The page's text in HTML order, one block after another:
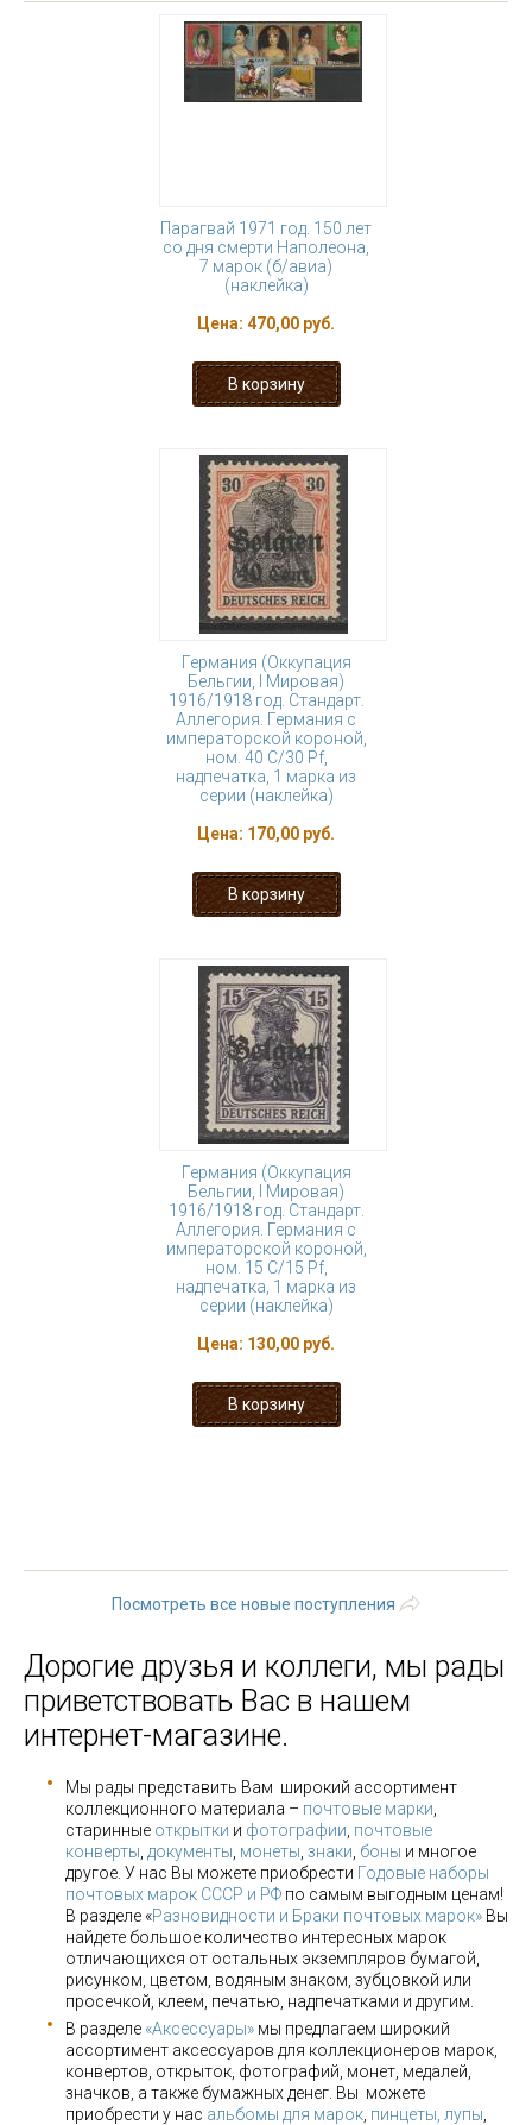
Парагвай 1971 год. 150 лет
со дня смерти Наполеона,
7 марок (б/авиа)
(наклейка)
Цена: 470,00 руб.
Германия (Оккупация
Бельгии, I Мировая)
1916/1918 год. Стандарт.
Аллегория. Германия с
императорской короной,
ном. 40 С/30 Pf,
надпечатка, 1 марка из
серии (наклейка)
Цена: 170,00 руб.
Германия (Оккупация
Бельгии, I Мировая)
1916/1918 год. Стандарт.
Аллегория. Германия с
императорской короной,
ном. 15 С/15 Pf,
надпечатка, 1 марка из
серии (наклейка)
Цена: 130,00 руб.
Посмотреть все новые поступления
Дорогие друзья и коллеги, мы рады
приветствовать Вас в нашем
интернет-магазине.
Мы рады представить Вам широкий ассортимент
коллекционного материала – почтовые марки
старинные открытки и фотографии почтовые
конверты документы монеты знаки боны и многое
другое. У нас Вы можете приобрести Годовые наборы
почтовых марок СССР и РФ по самым выгодным ценам!
В разделе «Разновидности и Браки почтовых марок» Вы
найдете большое количество интересных марок
отличающихся от остальных экземпляров бумагой,
рисунком, цветом, водяным знаком, зубцовкой или
просечкой, клеем, печатью, надпечатками и другим.
В разделе «Аксессуары» мы предлагаем широкий
ассортимент аксессуаров для коллекционеров марок,
конвертов, открыток, фотографий, монет, медалей,
значков, а также бумажных денег. Вы можете
приобрести у нас альбомы для марок пинцеты, лупы